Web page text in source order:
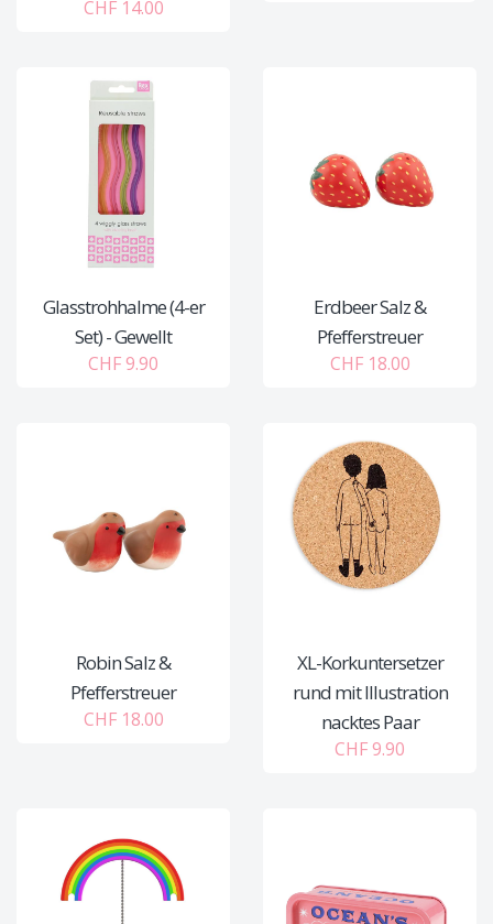
CHF 14.00
Glasstrohhalme (4-er
Set) - Gewellt
CHF 9.90
Erdbeer Salz &
Pfefferstreuer
CHF 18.00
Robin Salz &
Pfefferstreuer
CHF 18.00
XL-Korkuntersetzer
rund mit Illustration
nacktes Paar
CHF 9.90